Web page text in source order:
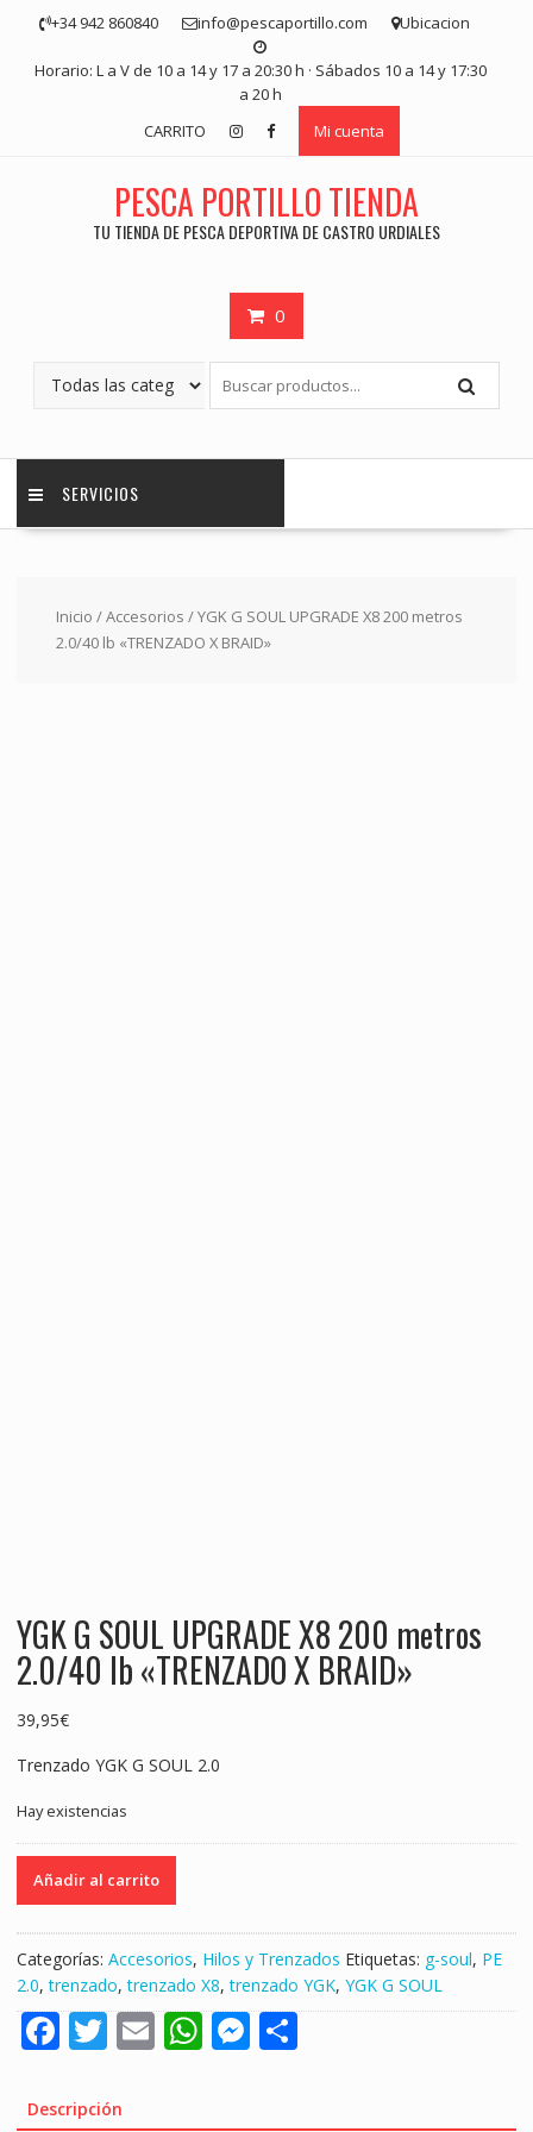
contenido
+34 942 860840 info@pescaportillo.com Ubicacion
Horario: L a V de 10 a 14 y 17 a 20:30 h · Sábados 10 a 14 y 17:30
a 20 h
CARRITO
Mi cuenta
PESCA PORTILLO TIENDA
TU TIENDA DE PESCA DEPORTIVA DE CASTRO URDIALES
0
SERVICIOS
Inicio /Accesorios / YGK G SOUL UPGRADE X8 200 metros
2.0/40 lb «TRENZADO X BRAID»
YGK G SOUL UPGRADE X8 200 metros
2.0/40 lb «TRENZADO X BRAID»
39,95€
Trenzado YGK G SOUL 2.0
Hay existencias
X8
200
metros
2.0/40
"TRENZADO
Añadir al carrito
Categorías: Accesorios, Hilos y Trenzados Etiquetas: g-soul, PE
2.0,trenzado,trenzado X8,trenzado YGK, YGK G SOUL
F
e
T
itt
E W M S
Descripción